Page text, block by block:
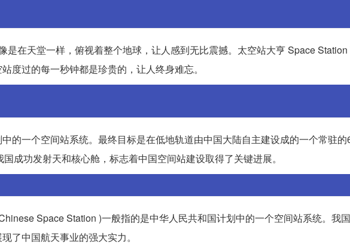
是在天堂一样，俯视着整个地球，让人感到无比震撼。太空站大亨 Space Station
度过的每一秒钟都是珍贵的，让人终身难忘。
的一个空间站系统。最终目标是在低地轨道由中国大陆自主建设成的一个常驻
成功发射天和核心舱，标志着中国空间站建设取得了关键进展。
Space Station )一般指的是中华人民共和国计划中的一个空间站系统。我
了中国航天事业的强大实力。